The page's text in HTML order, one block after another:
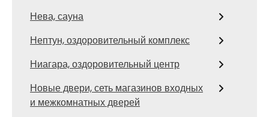
Нева, сауна
Нептун, оздоровительный комплекс
Ниагара, оздоровительный центр
Новые двери, сеть магазинов входных
и межкомнатных дверей